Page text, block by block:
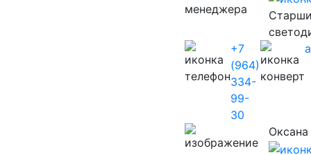
+7
(964)
334-
99-
30